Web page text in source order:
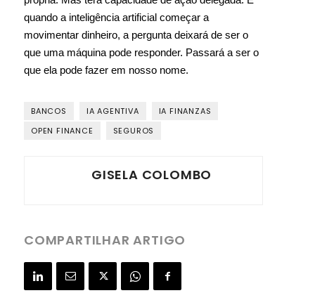
quando a inteligência artificial começar a
movimentar dinheiro, a pergunta deixará de ser o
que uma máquina pode responder. Passará a ser o
que ela pode fazer em nosso nome.
BANCOS IA AGENTIVA
IA FINANZAS
OPEN FINANCE
SEGUROS
GISELA COLOMBO
COMPARTILHAR ARTIGO